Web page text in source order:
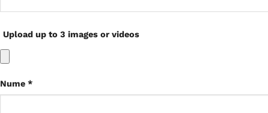
Upload up to 3 images or videos
Nume *